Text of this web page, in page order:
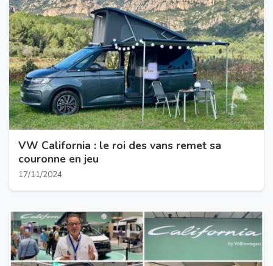
VW California : le roi des vans remet sa
couronne en jeu
17/11/2024